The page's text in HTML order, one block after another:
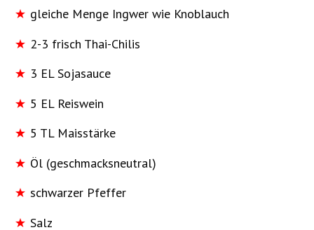
gleiche Menge Ingwer wie Knoblauch
2-3 frisch Thai-Chilis
3 EL Sojasauce
5 EL Reiswein
5 TL Maisstärke
Öl (geschmacksneutral)
schwarzer Pfeffer
Salz